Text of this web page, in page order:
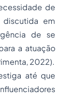
de
discutida em
de se
a atuação
2022).
até que